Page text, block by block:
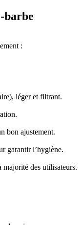
barbe
:
léger et filtrant.
bon ajustement.
garantir l’hygiène.
majorité des utilisateurs.